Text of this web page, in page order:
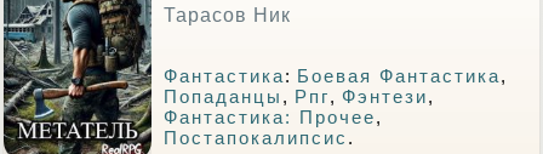
Тарасов Ник
Фантастика: Боевая Фантастика,
Попаданцы , Рпг, Фэнтези,
Фантастика: Прочее,
Постапокалипсис .